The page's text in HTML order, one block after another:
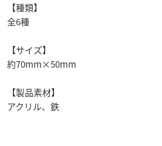
【種類】
全6種
【サイズ】
約70mm×50mm
【製品素材】
アクリル、鉄